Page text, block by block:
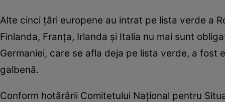
Alte cinci ţări europene au intrat pe lista verde a
Finlanda, Franţa, Irlanda şi Italia nu mai sunt
Germaniei, care se afla deja pe lista verde, a
galbenă.
Conform hotărârii Comitetului Naţional pentru